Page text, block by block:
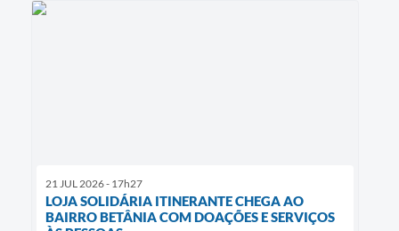
21 JUL 2026 - 17h27
LOJA SOLIDÁRIA ITINERANTE CHEGA AO
BAIRRO BETÂNIA COM DOAÇÕES E SERVIÇOS